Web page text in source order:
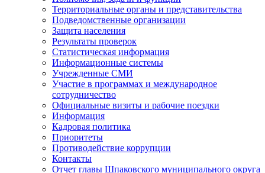
Территориальные органы и представительства
Подведомственные организации
Защита населения
Результаты проверок
Статистическая информация
Информационные системы
Учрежденные СМИ
Участие в программах и международное
сотрудничество
Официальные визиты и рабочие поездки
Информация
Кадровая политика
Приоритеты
Противодействие коррупции
Контакты
Отчет главы Шпаковского муниципального округа